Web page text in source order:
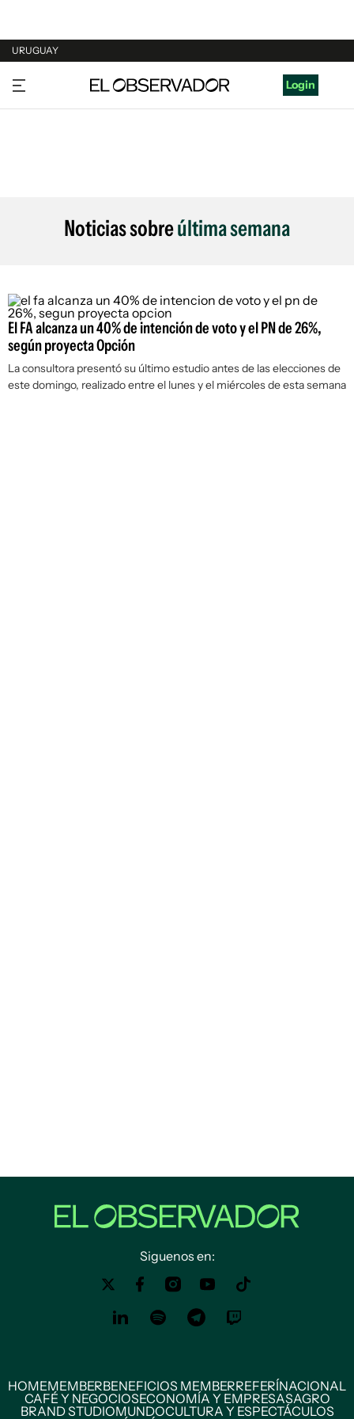
URUGUAY
URUGUAY
ARGENTINA
Login
Noticias sobreúltima semana
El FA alcanza un 40% de intención de voto y el PN de 26%,
según proyecta Opción
La consultora presentó su último estudio antes de las elecciones de
este domingo, realizado entre el lunes y el miércoles de esta semana
Siguenos en:
HOMEMEMBERBENEFICIOS MEMBERREFERÍNACIONAL
CAFÉ Y NEGOCIOSECONOMÍA Y EMPRESASAGRO
BRAND STUDIOMUNDOCULTURA Y ESPECTÁCULOS